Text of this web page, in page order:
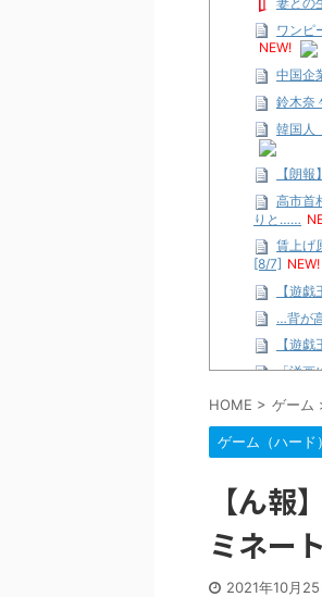
ワンピ
NEW!
中国企
鈴木奈
韓国人
【朗
高市首
りと……
賃上げ
[8/7] NEW!
【遊
…背が
【遊
「洋画
【ギャ
【R-18
北原も
【遊戯
美少
【朗
【画像
HOME > ゲーム
ゲーム（ハード）
【ん
ミネー
2021年10月25